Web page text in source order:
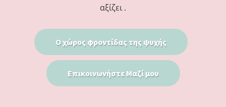
αξίζει .
Ο χώρος φροντίδας της ψυχής
Επικοινωνήστε Μαζί μου